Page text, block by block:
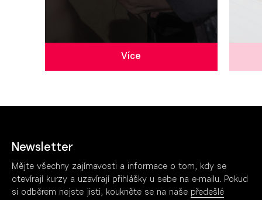
Více
Newsletter
Mějte všechny zajímavosti a informace o tom, kdy se
otevírají kurzy a uzavírají přihlášky u sebe na e-mailu. Pokud
si odběrem nejste jisti, koukněte se na naše předešlé